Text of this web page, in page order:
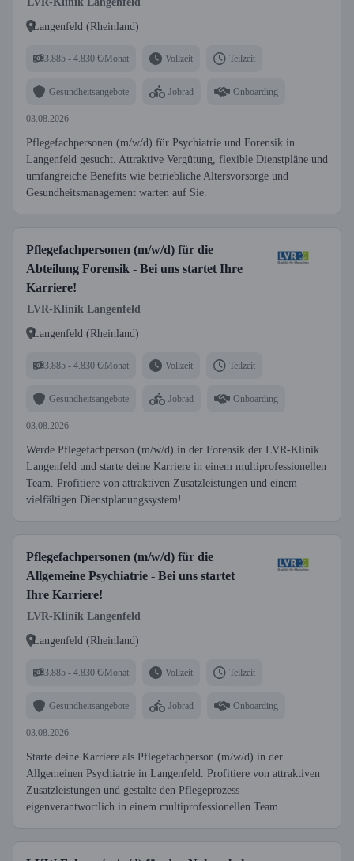
und tagesklinische Behandlung
Langenfeld (Rheinland)
3.885 - 4.830 €/Monat Vollzeit Teilzeit
Gesundheitsangebote Jobrad Onboarding
03.08.2026
Pflegefachpersonen (m/w/d) für Psychiatrie und Forensik in
Langenfeld gesucht. Attraktive Vergütung, flexible Dienstpläne und
umfangreiche Benefits wie betriebliche Altersvorsorge und
Gesundheitsmanagement warten auf Sie.
Pflegefachpersonen (m/w/d) für die
Abteilung Forensik - Bei uns startet Ihre
Karriere!
LVR-Klinik Langenfeld
Langenfeld (Rheinland)
3.885 - 4.830 €/Monat Vollzeit Teilzeit
Gesundheitsangebote Jobrad Onboarding
03.08.2026
Werde Pflegefachperson (m/w/d) in der Forensik der LVR-Klinik
Langenfeld und starte deine Karriere in einem multiprofessionellen
Team. Profitiere von attraktiven Zusatzleistungen und einem
vielfältigen Dienstplanungssystem!
Pflegefachpersonen (m/w/d) für die
Allgemeine Psychiatrie - Bei uns startet
Ihre Karriere!
LVR-Klinik Langenfeld
Langenfeld (Rheinland)
3.885 - 4.830 €/Monat Vollzeit Teilzeit
Gesundheitsangebote Jobrad Onboarding
03.08.2026
Starte deine Karriere als Pflegefachperson (m/w/d) in der
Allgemeinen Psychiatrie in Langenfeld. Profitiere von attraktiven
Zusatzleistungen und gestalte den Pflegeprozess
eigenverantwortlich in einem multiprofessionellen Team.